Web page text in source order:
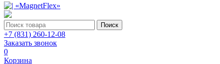
Поиск
+7 (831) 260-12-08
Заказать звонок
0
Корзина